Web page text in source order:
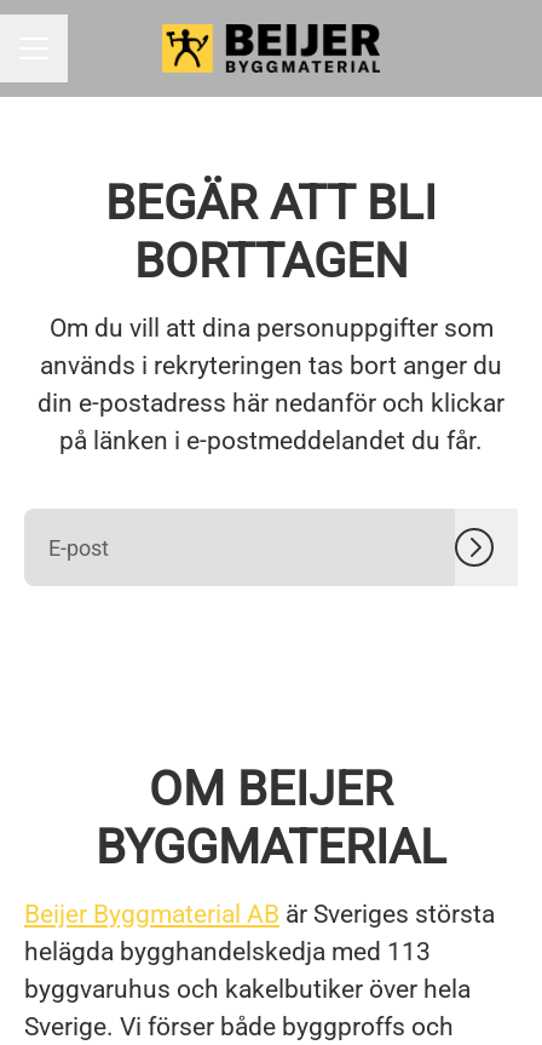
BEGÄR ATT BLI
BORTTAGEN
Om du vill att dina personuppgifter som
används i rekryteringen tas bort anger du
din e-postadress här nedanför och klickar
på länken i e-postmeddelandet du får.
OM BEIJER
BYGGMATERIAL
Beijer Byggmaterial AB är Sveriges största
helägda bygghandelskedja med 113
byggvaruhus och kakelbutiker över hela
Sverige. Vi förser både byggproffs och